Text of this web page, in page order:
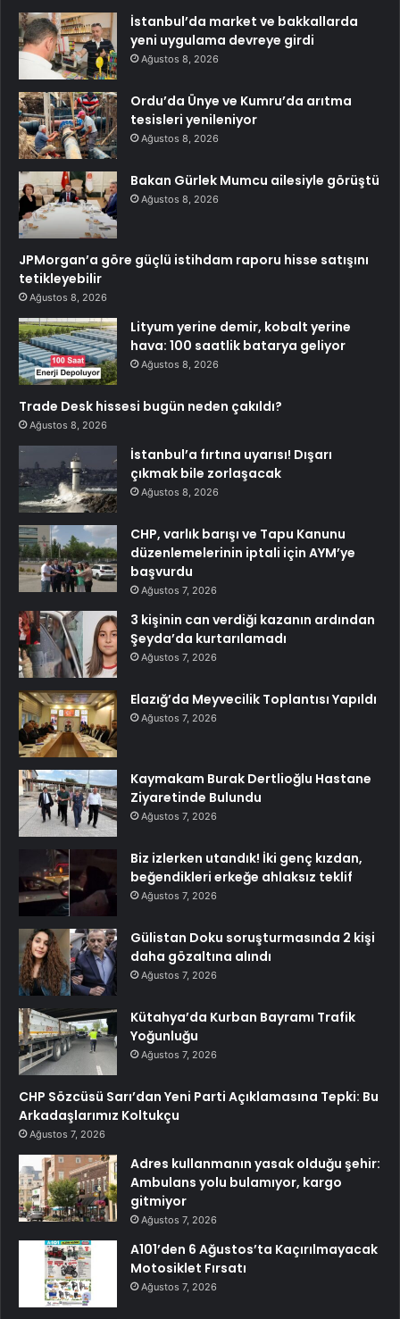
İstanbul’da market ve bakkallarda
yeni uygulama devreye girdi
Ağustos 8, 2026
Ordu’da Ünye ve Kumru’da arıtma
tesisleri yenileniyor
Ağustos 8, 2026
Bakan Gürlek Mumcu ailesiyle görüştü
Ağustos 8, 2026
JPMorgan’a göre güçlü istihdam raporu hisse satışını
tetikleyebilir
Ağustos 8, 2026
Lityum yerine demir, kobalt yerine
hava: 100 saatlik batarya geliyor
Ağustos 8, 2026
Trade Desk hissesi bugün neden çakıldı?
Ağustos 8, 2026
İstanbul’a fırtına uyarısı! Dışarı
çıkmak bile zorlaşacak
Ağustos 8, 2026
CHP, varlık barışı ve Tapu Kanunu
düzenlemelerinin iptali için AYM’ye
başvurdu
Ağustos 7, 2026
3 kişinin can verdiği kazanın ardından
Şeyda’da kurtarılamadı
Ağustos 7, 2026
Elazığ’da Meyvecilik Toplantısı Yapıldı
Ağustos 7, 2026
Kaymakam Burak Dertlioğlu Hastane
Ziyaretinde Bulundu
Ağustos 7, 2026
Biz izlerken utandık! İki genç kızdan,
beğendikleri erkeğe ahlaksız teklif
Ağustos 7, 2026
Gülistan Doku soruşturmasında 2 kişi
daha gözaltına alındı
Ağustos 7, 2026
Kütahya’da Kurban Bayramı Trafik
Yoğunluğu
Ağustos 7, 2026
CHP Sözcüsü Sarı’dan Yeni Parti Açıklamasına Tepki: Bu
Arkadaşlarımız Koltukçu
Ağustos 7, 2026
Adres kullanmanın yasak olduğu şehir:
Ambulans yolu bulamıyor, kargo
gitmiyor
Ağustos 7, 2026
A101’den 6 Ağustos’ta Kaçırılmayacak
Motosiklet Fırsatı
Ağustos 7, 2026